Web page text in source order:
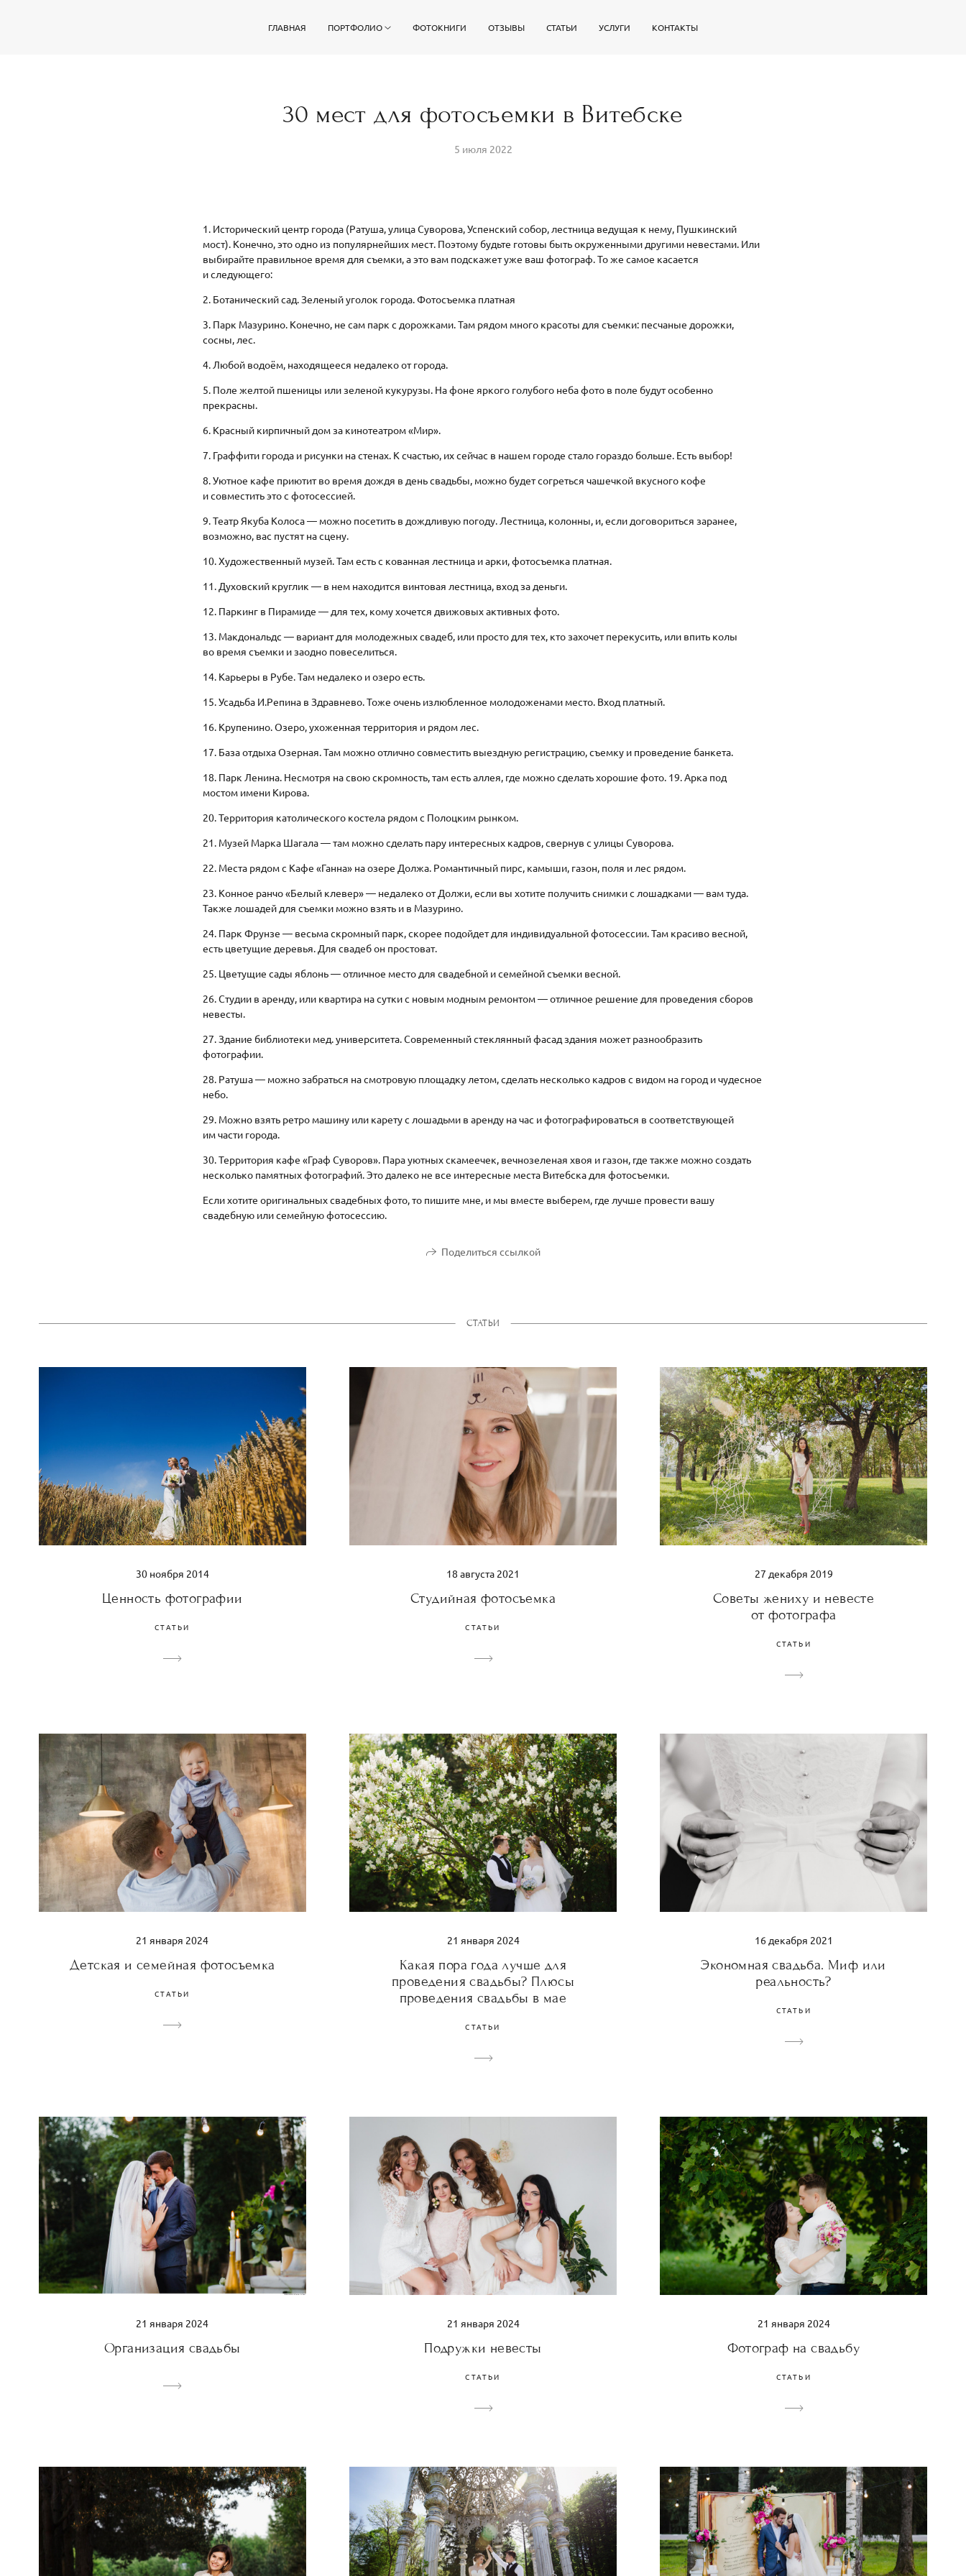
ГЛАВНАЯ ПОРТФОЛИО ФОТОКНИГИ ОТЗЫВЫ СТАТЬИ УСЛУГИ КОНТАКТЫ
30 мест для фотосъемки в Витебске
5 июля 2022
1. Исторический центр города (Ратуша, улица Суворова, Успенский собор, лестница ведущая к нему, Пушкинский
мост). Конечно, это одно из популярнейших мест. Поэтому будьте готовы быть окруженными другими невестами. Или
выбирайте правильное время для съемки, а это вам подскажет уже ваш фотограф. То же самое касается
и следующего:
2. Ботанический сад. Зеленый уголок города. Фотосъемка платная
3. Парк Мазурино. Конечно, не сам парк с дорожками. Там рядом много красоты для съемки: песчаные дорожки,
сосны, лес.
4. Любой водоём, находящееся недалеко от города.
5. Поле желтой пшеницы или зеленой кукурузы. На фоне яркого голубого неба фото в поле будут особенно
прекрасны.
6. Красный кирпичный дом за кинотеатром «Мир».
7. Граффити города и рисунки на стенах. К счастью, их сейчас в нашем городе стало гораздо больше. Есть выбор!
8. Уютное кафе приютит во время дождя в день свадьбы, можно будет согреться чашечкой вкусного кофе
и совместить это с фотосессией.
9. Театр Якуба Колоса — можно посетить в дождливую погоду. Лестница, колонны, и, если договориться заранее,
возможно, вас пустят на сцену.
10. Художественный музей. Там есть с кованная лестница и арки, фотосъемка платная.
11. Духовский круглик — в нем находится винтовая лестница, вход за деньги.
12. Паркинг в Пирамиде — для тех, кому хочется движовых активных фото.
13. Макдональдс — вариант для молодежных свадеб, или просто для тех, кто захочет перекусить, или впить колы
во время съемки и заодно повеселиться.
14. Карьеры в Рубе. Там недалеко и озеро есть.
15. Усадьба И.Репина в Здравнево. Тоже очень излюбленное молодоженами место. Вход платный.
16. Крупенино. Озеро, ухоженная территория и рядом лес.
17. База отдыха Озерная. Там можно отлично совместить выездную регистрацию, съемку и проведение банкета.
18. Парк Ленина. Несмотря на свою скромность, там есть аллея, где можно сделать хорошие фото. 19. Арка под
мостом имени Кирова.
20. Территория католического костела рядом с Полоцким рынком.
21. Музей Марка Шагала — там можно сделать пару интересных кадров, свернув с улицы Суворова.
22. Места рядом с Кафе «Ганна» на озере Должа. Романтичный пирс, камыши, газон, поля и лес рядом.
23. Конное ранчо «Белый клевер» — недалеко от Должи, если вы хотите получить снимки с лошадками — вам туда.
Также лошадей для съемки можно взять и в Мазурино.
24. Парк Фрунзе — весьма скромный парк, скорее подойдет для индивидуальной фотосессии. Там красиво весной,
есть цветущие деревья. Для свадеб он простоват.
25. Цветущие сады яблонь — отличное место для свадебной и семейной съемки весной.
26. Студии в аренду, или квартира на сутки с новым модным ремонтом — отличное решение для проведения сборов
невесты.
27. Здание библиотеки мед. университета. Современный стеклянный фасад здания может разнообразить
фотографии.
28. Ратуша — можно забраться на смотровую площадку летом, сделать несколько кадров с видом на город и чудесное
небо.
29. Можно взять ретро машину или карету с лошадьми в аренду на час и фотографироваться в соответствующей
им части города.
30. Территория кафе «Граф Суворов». Пара уютных скамеечек, вечнозеленая хвоя и газон, где также можно создать
несколько памятных фотографий. Это далеко не все интересные места Витебска для фотосъемки.
Если хотите оригинальных свадебных фото, то пишите мне, и мы вместе выберем, где лучше провести вашу
свадебную или семейную фотосессию.
Поделиться ссылкой
СТАТЬИ
30 ноября 2014
Ценность фотографии
СТАТЬИ
18 августа 2021
Студийная фотосъемка
СТАТЬИ
27 декабря 2019
Советы жениху и невесте
от фотографа
СТАТЬИ
21 января 2024
Детская и семейная фотосъемка
СТАТЬИ
21 января 2024
Какая пора года лучше для
проведения свадьбы? Плюсы
проведения свадьбы в мае
СТАТЬИ
16 декабря 2021
Экономная свадьба. Миф или
реальность?
СТАТЬИ
21 января 2024
Организация свадьбы
21 января 2024
Подружки невесты
СТАТЬИ
21 января 2024
Фотограф на свадьбу
СТАТЬИ